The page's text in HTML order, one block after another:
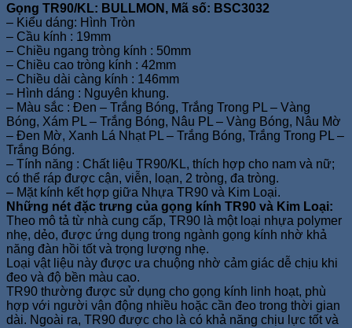
Gọng TR90/KL: BULLMON, Mã số: BSC3032
– Kiểu dáng: Hình Tròn
– Cầu kính : 19mm
– Chiều ngang tròng kính : 50mm
– Chiều cao tròng kính : 42mm
– Chiều dài càng kính : 146mm
– Hình dáng : Nguyên khung.
– Màu sắc : Đen – Trắng Bóng, Trắng Trong PL – Vàng
Bóng, Xám PL – Trắng Bóng, Nâu PL – Vàng Bóng, Nâu Mờ
– Đen Mờ, Xanh Lá Nhạt PL – Trắng Bóng, Trắng Trong PL –
Trắng Bóng.
– Tính năng : Chất liệu TR90/KL, thích hợp cho nam và nữ;
có thể ráp được cận, viễn, loạn, 2 tròng, đa tròng.
– Mặt kính kết hợp giữa Nhựa TR90 và Kim Loại.
Những nét đặc trưng của gọng kính TR90 và Kim Loại:
Theo mô tả từ nhà cung cấp, TR90 là một loại nhựa polymer
nhẹ, dẻo, được ứng dụng trong ngành gọng kính nhờ khả
năng đàn hồi tốt và trọng lượng nhẹ.
Loại vật liệu này được ưa chuộng nhờ cảm giác dễ chịu khi
đeo và độ bền màu cao.
TR90 thường được sử dụng cho gọng kính linh hoạt, phù
hợp với người vận động nhiều hoặc cần đeo trong thời gian
dài. Ngoài ra, TR90 được cho là có khả năng chịu lực tốt và